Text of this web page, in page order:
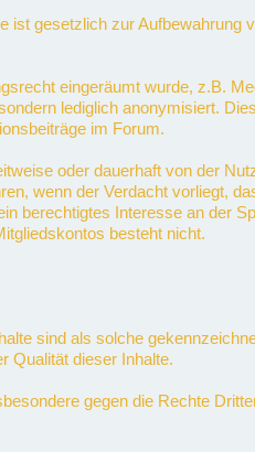
ist gesetzlich zur Aufbewahrung
eingeräumt wurde, z.B.
lediglich anonymisiert.
im Forum.
oder dauerhaft von der
wenn der Verdacht vorliegt,
berechtigtes Interesse an der
besteht nicht.
sind als solche
Qualität dieser Inhalte.
gegen die Rechte